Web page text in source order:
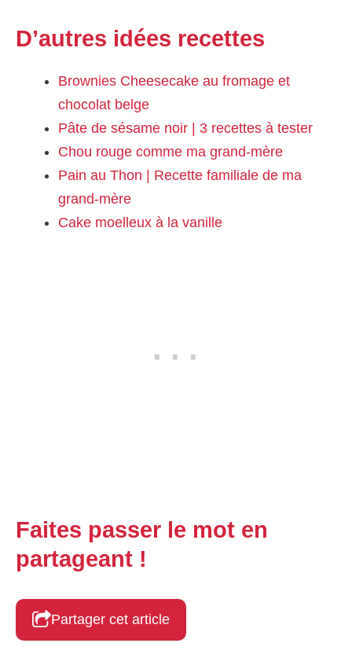
D’autres idées recettes
Brownies Cheesecake au fromage et
chocolat belge
Pâte de sésame noir | 3 recettes à tester
Chou rouge comme ma grand-mère
Pain au Thon | Recette familiale de ma
grand-mère
Cake moelleux à la vanille
Faites passer le mot en
partageant !
Partager cet article